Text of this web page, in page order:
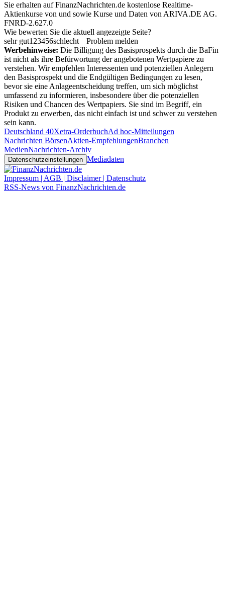
Sie erhalten auf FinanzNachrichten.de kostenlose Realtime-
Aktienkurse von und sowie Kurse und Daten von ARIVA.DE AG.
FNRD-2.627.0
Wie bewerten Sie die aktuell angezeigte Seite?
sehr gut1 23456schlecht
Problem melden
Werbehinweise: Die Billigung des Basisprospekts durch die BaFin
ist nicht als ihre Befürwortung der angebotenen Wertpapiere zu
verstehen. Wir empfehlen Interessenten und potenziellen Anlegern
den Basisprospekt und die Endgültigen Bedingungen zu lesen,
bevor sie eine Anlageentscheidung treffen, um sich möglichst
umfassend zu informieren, insbesondere über die potenziellen
Risiken und Chancen des Wertpapiers. Sie sind im Begriff, ein
Produkt zu erwerben, das nicht einfach ist und schwer zu verstehen
sein kann.
Deutschland 40Xetra-OrderbuchAd hoc-Mitteilungen
Nachrichten BörsenAktien-EmpfehlungenBranchen
MedienNachrichten-Archiv
Datenschutzeinstellungen Mediadaten
Impressum | AGB | Disclaimer | Datenschutz
RSS-News von FinanzNachrichten.de